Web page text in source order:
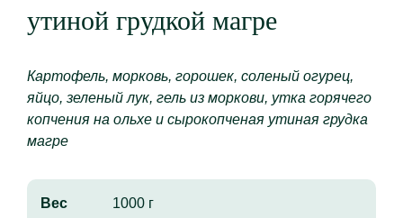
утиной грудкой магре
Картофель, морковь, горошек, соленый огурец,
яйцо, зеленый лук, гель из моркови, утка горячего
копчения на ольхе и сырокопченая утиная грудка
магре
Вес 1000 г